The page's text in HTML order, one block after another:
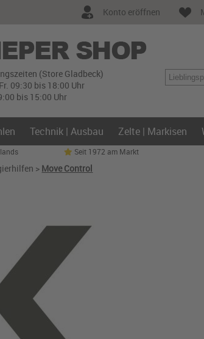
Konto eröffnen
(Store Gladbeck)
09:30 bis 18:00 Uhr
bis 15:00 Uhr
Technik | Ausbau Zelte | Markisen
Seit 1972 am Markt
> Move Control